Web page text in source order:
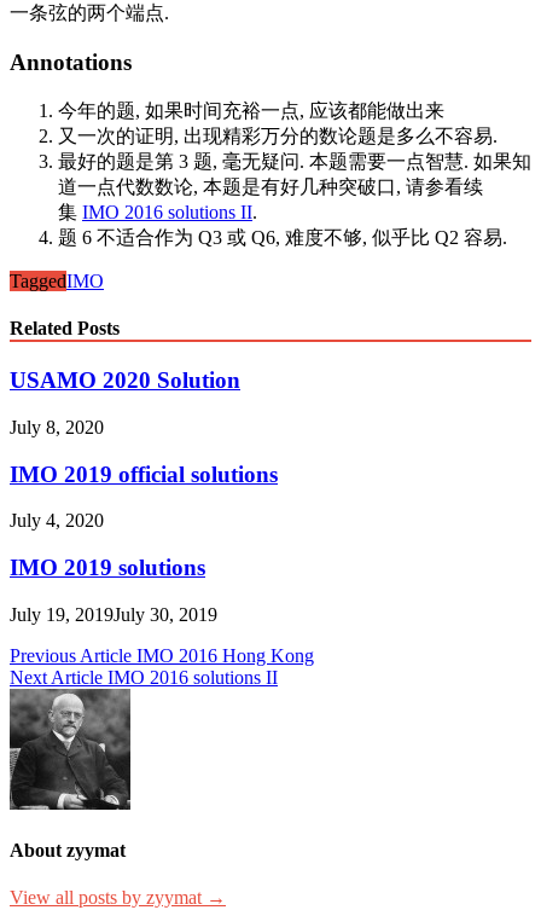
一条弦的两个端点.
Annotations
今年的题, 如果时间充裕一点, 应该都能做出来
又一次的证明, 出现精彩万分的数论题是多么不容易.
最好的题是第 3 题, 毫无疑问. 本题需要一点智慧. 如果知
道一点代数数论, 本题是有好几种突破口, 请参看续
集 IMO 2016 solutions II.
题 6 不适合作为 Q3 或 Q6, 难度不够, 似乎比 Q2 容易.
TaggedIMO
Related Posts
USAMO 2020 Solution
July 8, 2020
IMO 2019 official solutions
July 4, 2020
IMO 2019 solutions
July 19, 2019July 30, 2019
Post
navigation
Previous Article IMO 2016 Hong Kong
Next Article IMO 2016 solutions II
About zyymat
View all posts by zyymat →